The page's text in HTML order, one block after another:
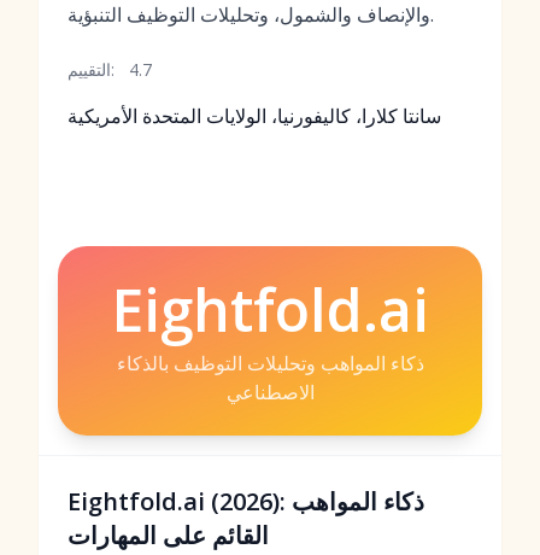
والإنصاف والشمول، وتحليلات التوظيف التنبؤية.
التقييم: 4.7
سانتا كلارا، كاليفورنيا، الولايات المتحدة الأمريكية
Eightfold.ai
ذكاء المواهب وتحليلات التوظيف بالذكاء
الاصطناعي
Eightfold.ai (2026): ذكاء المواهب
القائم على المهارات